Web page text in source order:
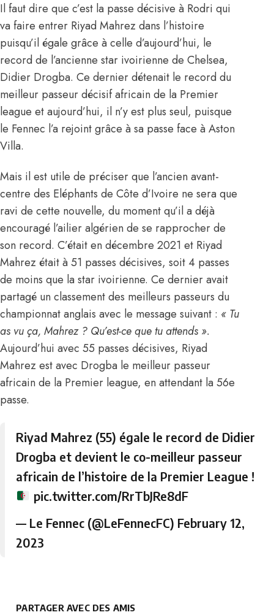
Il faut dire que c’est la passe décisive à Rodri qui
va faire entrer Riyad Mahrez dans l’histoire
puisqu’il égale grâce à celle d’aujourd’hui, le
record de l’ancienne star ivoirienne de Chelsea,
Didier Drogba. Ce dernier détenait le record du
meilleur passeur décisif africain de la Premier
league et aujourd’hui, il n’y est plus seul, puisque
le Fennec l’a rejoint grâce à sa passe face à Aston
Villa.
Mais il est utile de préciser que l’ancien avant-
centre des Eléphants de Côte d’Ivoire ne sera que
ravi de cette nouvelle, du moment qu’il a déjà
encouragé l’ailier algérien de se rapprocher de
son record. C’était en décembre 2021 et Riyad
Mahrez était à 51 passes décisives, soit 4 passes
de moins que la star ivoirienne. Ce dernier avait
partagé un classement des meilleurs passeurs du
championnat anglais avec le message suivant : « Tu
as vu ça, Mahrez ? Qu’est-ce que tu attends ».
Aujourd’hui avec 55 passes décisives, Riyad
Mahrez est avec Drogba le meilleur passeur
africain de la Premier league, en attendant la 56e
passe.
Riyad Mahrez (55) égale le record de Didier
Drogba et devient le co-meilleur passeur
africain de l’histoire de la Premier League !
pic.twitter.com/RrTbJRe8dF
— Le Fennec (@LeFennecFC) February 12,
2023
PARTAGER AVEC DES AMIS